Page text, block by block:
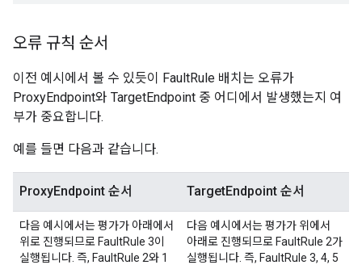
오류 규칙 순서
이전 예시에서 볼 수 있듯이 FaultRule 배치는 오류가
ProxyEndpoint와 TargetEndpoint 중 어디에서 발생했는지 여
부가 중요합니다.
예를 들면 다음과 같습니다.
ProxyEndpoint 순서 TargetEndpoint 순서
다음 예시에서는 평가가 아래에서
위로 진행되므로 FaultRule 3이
실행됩니다. 즉, FaultRule 2와 1
다음 예시에서는 평가가 위에서
아래로 진행되므로 FaultRule 2가
실행됩니다. 즉, FaultRule 3, 4, 5